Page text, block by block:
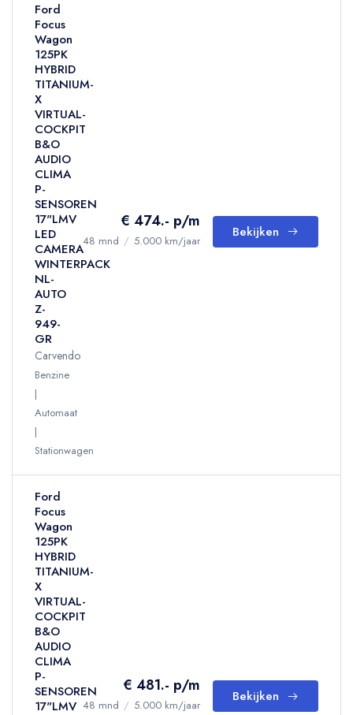
Ford
Focus
Wagon
125PK
HYBRID
TITANIUM-
X
VIRTUAL-
COCKPIT
B&O
AUDIO
CLIMA
P-
SENSOREN
17"LMV
LED
CAMERA
WINTERPACK
NL-
AUTO
Z-
949-
GR
Carvendo
Benzine
Automaat
Stationwagen
€ 474.- p/m
48 mnd / 5.000 km/jaar
Bekijken
Ford
Focus
Wagon
125PK
HYBRID
TITANIUM-
X
VIRTUAL-
COCKPIT
B&O
AUDIO
CLIMA
P-
SENSOREN
17"LMV
€ 481.- p/m
48 mnd / 5.000 km/jaar
Bekijken